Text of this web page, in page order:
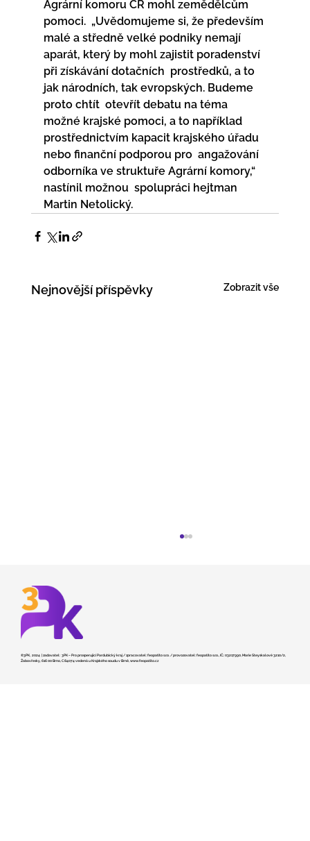
Agrární komoru ČR mohl zemědělcům
pomoci.  „Uvědomujeme si, že především
malé a středně velké podniky nemají
aparát, který by mohl zajistit poradenství
při získávání dotačních  prostředků, a to
jak národních, tak evropských. Budeme
proto chtít  otevřít debatu na téma
možné krajské pomoci, a to například
prostřednictvím kapacit krajského úřadu
nebo finanční podporou pro  angažování
odborníka ve struktuře Agrární komory,“
nastínil možnou  spolupráci hejtman
Martin Netolický.
Nejnovější příspěvky Zobrazit vše
©3PK, 2024 | zadavatel: 3PK – Pro prosperující Pardubický kraj / zpracovatel: feopatito s.r.o. / provozovatel: feopatito s.r.o., IČ.: 03217990, Marie Steyskalové 3210/2,
Žabovřesky, 616 00 Brno, C 84074 vedená u Krajského soudu v Brně,www.feopatito.cz